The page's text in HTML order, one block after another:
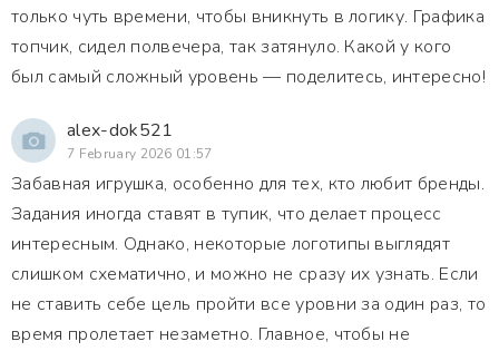
только чуть времени, чтобы вникнуть в логику. Графика
топчик, сидел полвечера, так затянуло. Какой у кого
был самый сложный уровень — поделитесь, интересно!
alex-dok521
7 February 2026 01:57
Забавная игрушка, особенно для тех, кто любит бренды.
Задания иногда ставят в тупик, что делает процесс
интересным. Однако, некоторые логотипы выглядят
слишком схематично, и можно не сразу их узнать. Если
не ставить себе цель пройти все уровни за один раз, то
время пролетает незаметно. Главное, чтобы не